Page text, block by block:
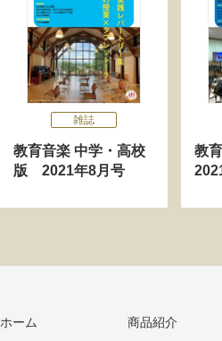
雑誌
教育音楽 中学・高校
版 2021年8月号
教
ホーム
商品紹介